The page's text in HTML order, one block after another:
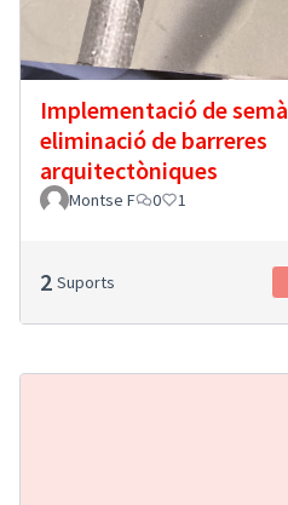
Implementació de
eliminació de barreres
arquitectòniques
Montse F 0 1
2 Suports